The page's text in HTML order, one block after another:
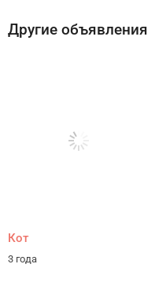
Другие объявления
Кот
3 года